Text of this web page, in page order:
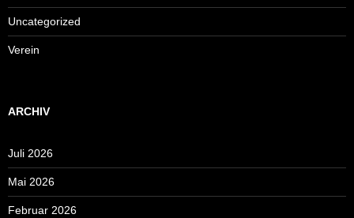
Uncategorized
Verein
ARCHIV
Juli 2026
Mai 2026
Februar 2026